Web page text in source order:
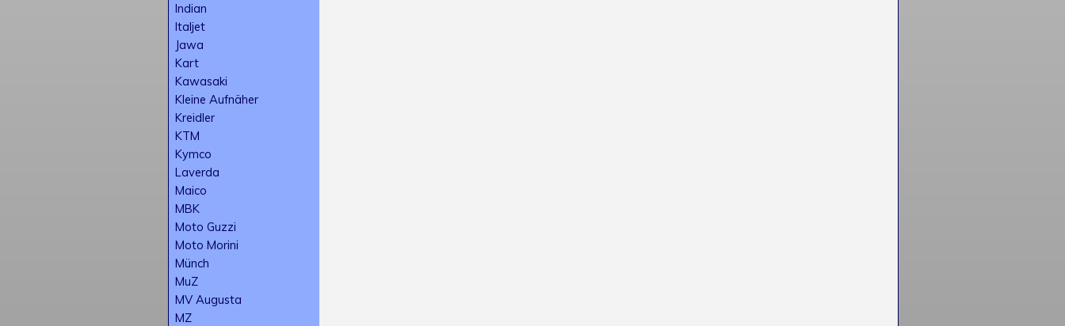
Indian
Italjet
Jawa
Kart
Kawasaki
Kleine Aufnäher
Kreidler
KTM
Kymco
Laverda
Maico
MBK
Moto Guzzi
Moto Morini
Münch
MuZ
MV Augusta
MZ